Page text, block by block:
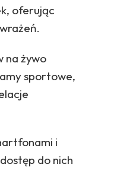
oferując
na żywo
sportowe,
i
do nich